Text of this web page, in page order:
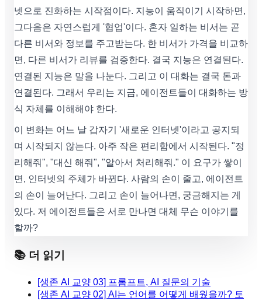
넷으로 진화하는 시작점이다. 지능이 움직이기 시작하면,
그다음은 자연스럽게 '협업'이다. 혼자 일하는 비서는 곧
다른 비서와 정보를 주고받는다. 한 비서가 가격을 비교하
면, 다른 비서가 리뷰를 검증한다. 결국 지능은 연결된다.
연결된 지능은 말을 나눈다. 그리고 이 대화는 결국 돈과
연결된다. 그래서 우리는 지금, 에이전트들이 대화하는 방
식 자체를 이해해야 한다.
이 변화는 어느 날 갑자기 '새로운 인터넷'이라고 공지되
며 시작되지 않는다. 아주 작은 편리함에서 시작된다. "정
리해줘", "대신 해줘", "알아서 처리해줘." 이 요구가 쌓이
면, 인터넷의 주체가 바뀐다. 사람의 손이 줄고, 에이전트
의 손이 늘어난다. 그리고 손이 늘어나면, 궁금해지는 게
있다. 저 에이전트들은 서로 만나면 대체 무슨 이야기를
할까?
📚 더 읽기
[생존 AI 교양 03] 프롬프트, AI 질문의 기술
[생존 AI 교양 02] AI는 언어를 어떻게 배웠을까? 토